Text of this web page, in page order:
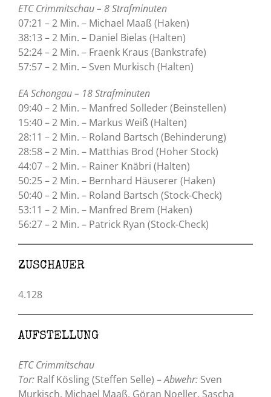
ETC Crimmitschau – 8 Strafminuten
07:21 – 2 Min. – Michael Maaß (Haken)
38:13 – 2 Min. – Daniel Bielas (Halten)
52:24 – 2 Min. – Fraenk Kraus (Bankstrafe)
57:57 – 2 Min. – Sven Murkisch (Halten)
EA Schongau – 18 Strafminuten
09:40 – 2 Min. – Manfred Solleder (Beinstellen)
15:40 – 2 Min. – Markus Weiß (Halten)
28:11 – 2 Min. – Roland Bartsch (Behinderung)
28:58 – 2 Min. – Matthias Brod (Hoher Stock)
44:07 – 2 Min. – Rainer Knäbri (Halten)
50:25 – 2 Min. – Bernhard Häuserer (Haken)
50:40 – 2 Min. – Roland Bartsch (Stock-Check)
53:11 – 2 Min. – Manfred Brem (Haken)
56:27 – 2 Min. – Patrick Ryan (Stock-Check)
ZUSCHAUER
4.128
AUFSTELLUNG
ETC Crimmitschau
Tor: Ralf Kösling (Steffen Selle) –Abwehr: Sven
Murkisch, Michael Maaß, Göran Noeller, Sascha